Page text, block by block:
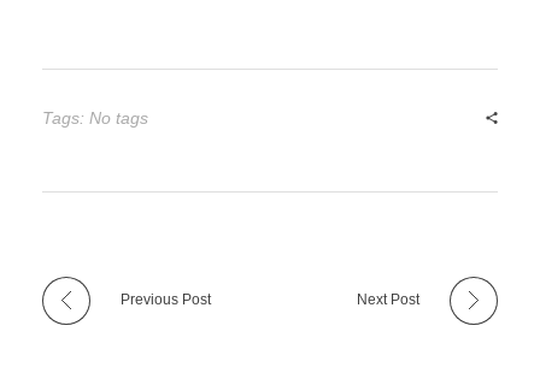
Tags: No tags
Previous Post Next Post